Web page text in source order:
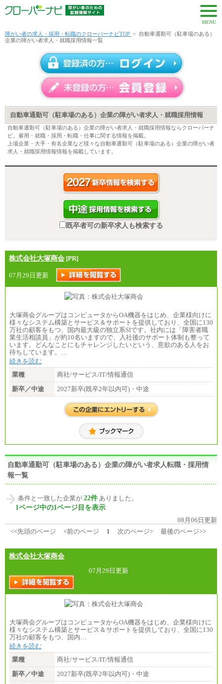
MENU
障がい者の求人・採用・転職のクローバーナビTOP > 自動車通勤可（駐車場のある）
企業の障がい者求人・就職採用情報一覧
自動車通勤可（駐車場のある）企業の障がい者求人・就職採用情報
自動車通勤可（駐車場のある）企業の障がい者求人・就職採用情報ならクローバーナ
ビ。雇用・就職・採用・転職・仕事に関する情報を掲載。
上場企業・大手・有名企業など様々な自動車通勤可（駐車場のある）企業の障がい者
求人・就職採用情報情報を掲載しています。
既卒者可の新卒求人も検索する
株式会社大塚商会 [PR]
07月29日更新
大塚商会グループはコンピュータからOA機器をはじめ、企業様向けに
様々なシステム構築とサービス＆サポートを提供しており、全国に130
万社の顧客をもつ、国内最大級の独立系SIです。社内には「障害者職
業生活相談員」が約10名いますので、入社後のサポート体制も整って
います。どんなことにもチャレンジしたいという、意欲のある人をお
待ちしています。…
続きを読む
業種
商社/サービス/IT/情報通信
新卒／中途
2027新卒(既卒2年以内可)・中途
自動車通勤可（駐車場のある）企業の障がい者求人転職・採用情
報一覧
条件と一致した企業が 22件 ありました。
1ページ中の1ページ目を表示
08月06日更新
<<先頭のページ
<前のページ 1 次のページ> 最後のページ>>
株式会社大塚商会
07月29日更新
大塚商会グループはコンピュータからOA機器をはじめ、企業様向けに
様々なシステム構築とサービス＆サポートを提供しており、全国に130
万社の顧客をもつ、国内…
続きを読む
業種
商社/サービス/IT/情報通信
新卒／中途
2027新卒(既卒2年以内可)・中途